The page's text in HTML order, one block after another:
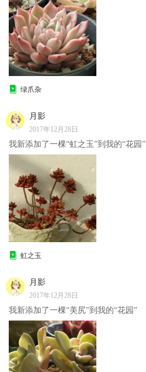
绿爪杂
月影
2017年12月28日
我新添加了一棵“虹之玉”到我的“花园”
虹之玉
月影
2017年12月28日
我新添加了一棵“美尻”到我的“花园”